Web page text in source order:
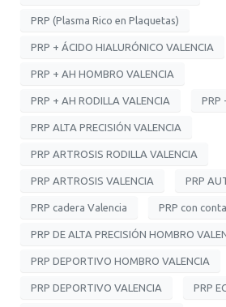
PRP (Plasma Rico en Plaquetas)
PRP + ÁCIDO HIALURÓNICO VALENCIA
PRP + AH HOMBRO VALENCIA
PRP + AH RODILLA VALENCIA PRP
PRP ALTA PRECISIÓN VALENCIA
PRP ARTROSIS RODILLA VALENCIA
PRP ARTROSIS VALENCIA PRP
PRP cadera Valencia PRP con
PRP DE ALTA PRECISIÓN HOMBRO
PRP DEPORTIVO HOMBRO VALENCIA
PRP DEPORTIVO VALENCIA PRP